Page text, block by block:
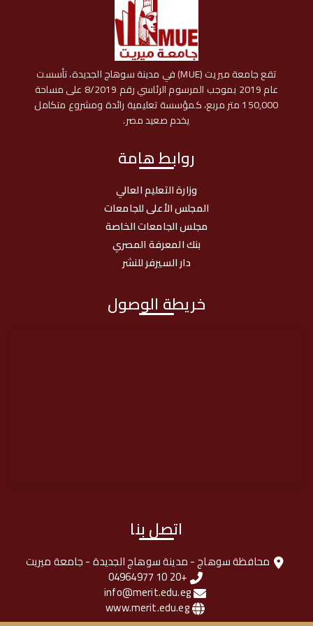
تقع جامعة ميريت (MUE) في مدينة سوهاج الجديدة، تأسست
عام 2019 بموجب المرسوم الرئاسي رقم 8/2019 على مساحة
150,000 متر مربع، كمؤسسة تعليمية رائدة ومشروع متكامل
يخدم صعيد مصر.
روابط هامة
وزارة التعليم العالي
المجلس الأعلى للجامعات
مجلس الجامعات الخاصة
بنك المعرفة المصري
دار السيرفر للنشر
خريطة الوصول
اتصل بنا
محافظة سوهاج - مدينة سوهاج الجديدة - جامعة ميريت
+20 10 04964977
info@merit.edu.eg
www.merit.edu.eg